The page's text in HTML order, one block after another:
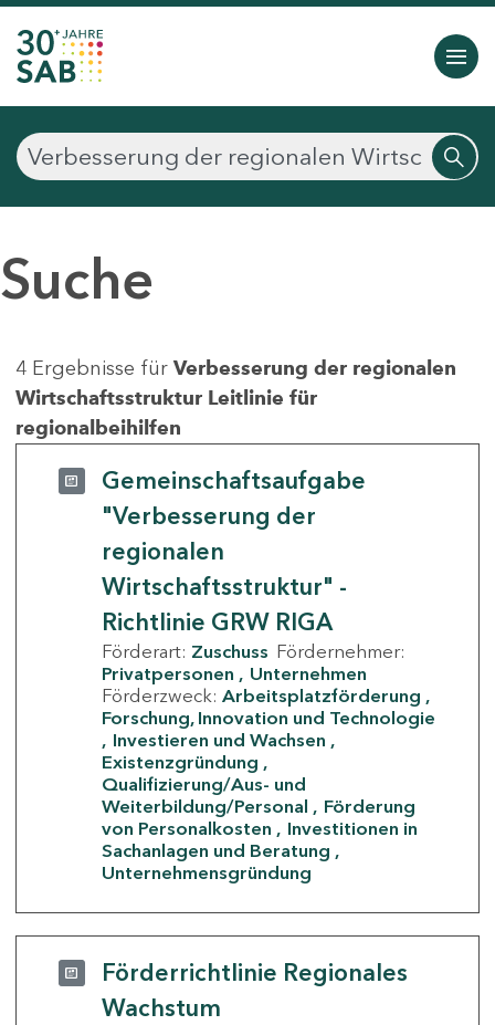
Suche
4 Ergebnisse für Verbesserung der regionalen
Wirtschaftsstruktur Leitlinie für
regionalbeihilfen
Gemeinschaftsaufgabe
"Verbesserung der
regionalen
Wirtschaftsstruktur" -
Richtlinie GRW RIGA
Förderart: Zuschuss Fördernehmer:
Privatpersonen
Unternehmen
Förderzweck: Arbeitsplatzförderung
Forschung, Innovation und Technologie
Investieren und Wachsen
Existenzgründung
Qualifizierung/Aus- und
Weiterbildung/Personal
Förderung
von Personalkosten
Investitionen in
Sachanlagen und Beratung
Unternehmensgründung
Förderrichtlinie Regionales
Wachstum